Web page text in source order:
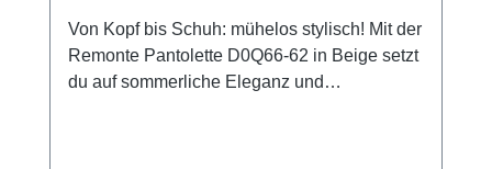
Von Kopf bis Schuh: mühelos stylisch! Mit der
Remonte Pantolette D0Q66-62 in Beige setzt
du auf sommerliche Eleganz und